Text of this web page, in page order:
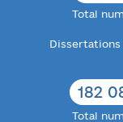
Total
182
Total